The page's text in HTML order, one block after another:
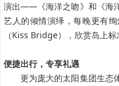
演出——《海洋之吻》和《海
艺人的倾情演绎，每晚更有
（Kiss Bridge），欣赏岛上标
便捷出行，专享礼遇
更为庞大的太阳集团生态